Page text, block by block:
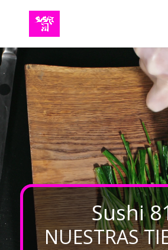
Reproductor
de
vídeo
Sushi
NUESTRAS